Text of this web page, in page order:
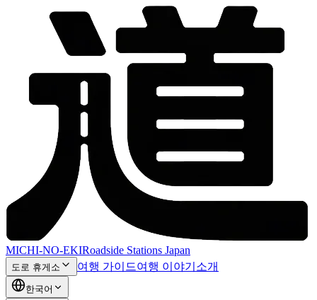
MICHI-NO-EKIRoadside Stations Japan
도로 휴게소 여행 가이드여행 이야기 소개
한국어